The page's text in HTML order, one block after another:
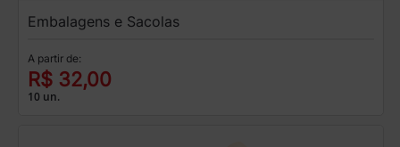
Embalagens e Sacolas
A partir de:
R$ 32,00
10 un.